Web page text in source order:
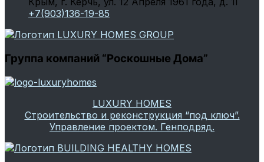
+7(903)136-19-85
Группа компаний “Роскошные Дома”
LUXURY HOMES
Строительство и реконструкция “под ключ”.
Управление проектом. Генподряд.